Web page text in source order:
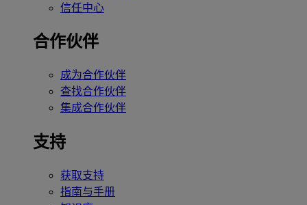
信任中心
合作伙伴
成为合作伙伴
查找合作伙伴
集成合作伙伴
支持
获取支持
指南与手册